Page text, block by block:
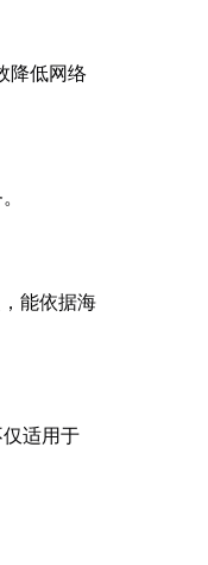
降低网络
能依据海
适用于